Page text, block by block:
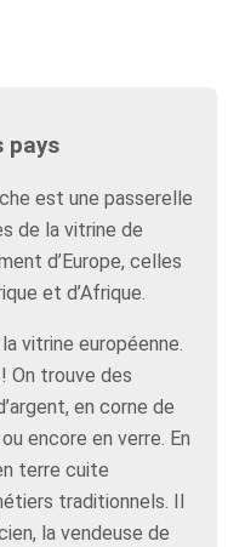
pays
est une passerelle
de la vitrine de
d’Europe, celles
et d’Afrique.
vitrine européenne.
On trouve des
en corne de
encore en verre. En
terre cuite
traditionnels. Il
la vendeuse de